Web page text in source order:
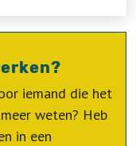
iemand die het
weten? Heb
in een